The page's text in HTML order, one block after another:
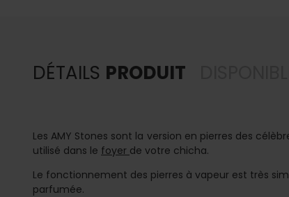
DÉTAILS PRODUIT
Les AMY Stones sont la version en pierres des
utilisé dans le foyer de votre chicha.
Le fonctionnement des pierres à vapeur est très
parfumée.